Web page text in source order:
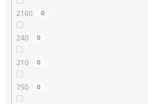
2160 0
240 0
210 0
750 0